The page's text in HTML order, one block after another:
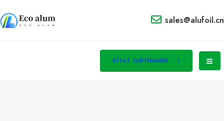
sales@alufoil.cn
SITAT GƏTIRMƏK